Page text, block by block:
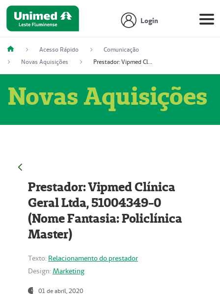
Login
Acesso Rápido
Comunicação
Novas Aquisições
Prestador: Vipmed Clínica Geral Ltda, 51004349-0 (Nome Fantasia: Policlínica Master)
Novas Aquisições
Prestador: Vipmed Clínica
Geral Ltda, 51004349-0
(Nome Fantasia: Policlínica
Master)
Texto: Relacionamento do prestador
Design: Marketing
01 de abril, 2020